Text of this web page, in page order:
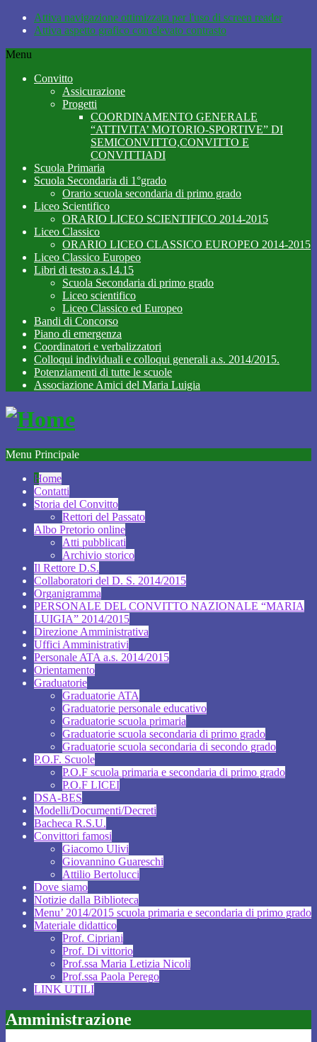
Attiva navigazione ottimizzata per l'uso di screen reader
Attiva aspetto grafico con elevato contrasto
Menu
Convitto
Assicurazione
Progetti
COORDINAMENTO GENERALE
“ATTIVITA’ MOTORIO-SPORTIVE” DI
SEMICONVITTO,CONVITTO E
CONVITTIADI
Scuola Primaria
Scuola Secondaria di 1°grado
Orario scuola secondaria di primo grado
Liceo Scientifico
ORARIO LICEO SCIENTIFICO 2014-2015
Liceo Classico
ORARIO LICEO CLASSICO EUROPEO 2014-2015
Liceo Classico Europeo
Libri di testo a.s.14.15
Scuola Secondaria di primo grado
Liceo scientifico
Liceo Classico ed Europeo
Bandi di Concorso
Piano di emergenza
Coordinatori e verbalizzatori
Colloqui individuali e colloqui generali a.s. 2014/2015.
Potenziamenti di tutte le scuole
Associazione Amici del Maria Luigia
Menu Principale
Home
Contatti
Storia del Convitto
Rettori del Passato
Albo Pretorio online
Atti pubblicati
Archivio storico
Il Rettore D.S.
Collaboratori del D. S. 2014/2015
Organigramma
PERSONALE DEL CONVITTO NAZIONALE “MARIA
LUIGIA” 2014/2015
Direzione Amministrativa
Uffici Amministrativi
Personale ATA a.s. 2014/2015
Orientamento
Graduatorie
Graduatorie ATA
Graduatorie personale educativo
Graduatorie scuola primaria
Graduatorie scuola secondaria di primo grado
Graduatorie scuola secondaria di secondo grado
P.O.F. Scuole
P.O.F scuola primaria e secondaria di primo grado
P.O.F LICEI
DSA-BES
Modelli/Documenti/Decreti
Bacheca R.S.U.
Convittori famosi
Giacomo Ulivi
Giovannino Guareschi
Attilio Bertolucci
Dove siamo
Notizie dalla Biblioteca
Menu’ 2014/2015 scuola primaria e secondaria di primo grado
Materiale didattico
Prof. Cipriani
Prof. Di vittorio
Prof.ssa Maria Letizia Nicoli
Prof.ssa Paola Perego
LINK UTILI
Amministrazione